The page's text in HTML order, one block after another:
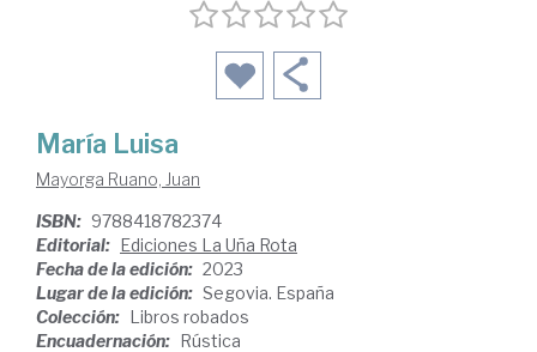
María Luisa
Mayorga Ruano, Juan
ISBN: 9788418782374
Editorial: Ediciones La Uña Rota
Fecha de la edición: 2023
Lugar de la edición: Segovia. España
Colección: Libros robados
Encuadernación: Rústica